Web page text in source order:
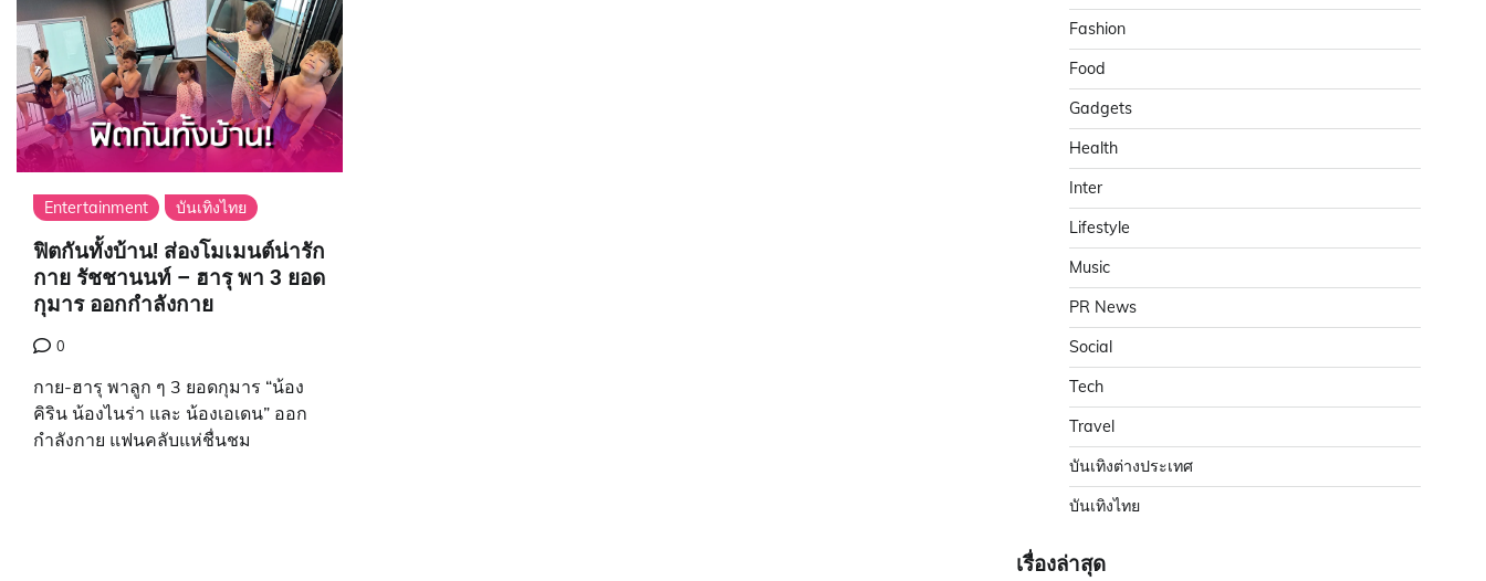
Entertainment บันเทิงไทย
ฟิตกันทั้งบ้าน! ส่องโมเมนต์น่ารัก
กาย รัชชานนท์ – ฮารุ พา 3 ยอด
กุมาร ออกกำลังกาย
0
กาย-ฮารุ พาลูก ๆ 3 ยอดกุมาร “น้อง
คิริน น้องไนร่า และ น้องเอเดน” ออก
กำลังกาย แฟนคลับแห่ชื่นชม
Fashion
Food
Gadgets
Health
Inter
Lifestyle
Music
PR News
Social
Tech
Travel
บันเทิงต่างประเทศ
บันเทิงไทย
เรื่องล่าสุด